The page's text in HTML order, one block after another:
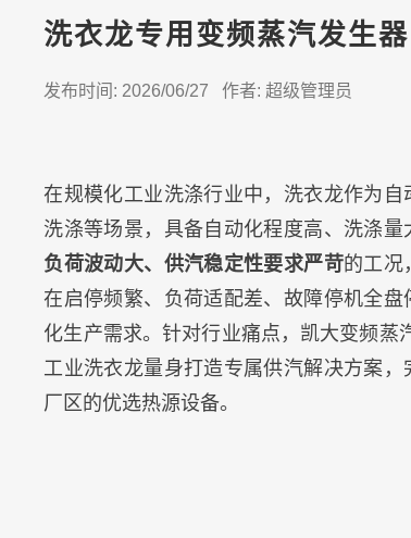
洗衣龙专用变频蒸汽发生
发布时间: 2026/06/27 作者: 超级管理员
在规模化工业洗涤行业中，洗衣龙作为
洗涤等场景，具备自动化程度高、洗涤
负荷波动大、供汽稳定性要求严苛的工况
在启停频繁、负荷适配差、故障停机全
化生产需求。针对行业痛点，凯大变频蒸
工业洗衣龙量身打造专属供汽解决方案
厂区的优选热源设备。